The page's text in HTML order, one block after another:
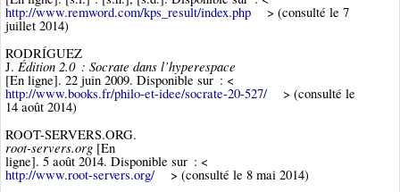
http://www.remword.com/kps_result/index.php > (consulté le 7
juillet 2014)
RODRÍGUEZ
J. Édition 2.0 : Socrate dans l’hyperespace
[En ligne]. 22 juin 2009. Disponible sur : <
http://www.books.fr/philo-et-idee/socrate-20-527/ > (consulté le
14 août 2014)
ROOT-SERVERS.ORG.
root-servers.org [En
ligne]. 5 août 2014. Disponible sur : <
http://www.root-servers.org/
> (consulté le 8 mai 2014)